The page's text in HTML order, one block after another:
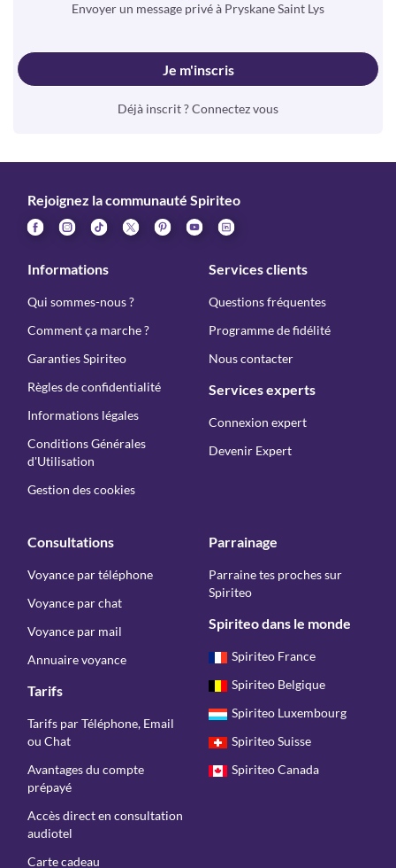
Envoyer un message privé à Pryskane Saint Lys
Je m'inscris
Déjà inscrit ? Connectez vous
Rejoignez la communauté Spiriteo
Informations
Qui sommes-nous ?
Comment ça marche ?
Garanties Spiriteo
Règles de confidentialité
Informations légales
Conditions Générales
d'Utilisation
Gestion des cookies
Services clients
Questions fréquentes
Programme de fidélité
Nous contacter
Services experts
Connexion expert
Devenir Expert
Consultations
Voyance par téléphone
Voyance par chat
Voyance par mail
Annuaire voyance
Tarifs
Tarifs par Téléphone, Email
ou Chat
Avantages du compte
prépayé
Accès direct en consultation
audiotel
Carte cadeau
Parrainage
Parraine tes proches sur
Spiriteo
Spiriteo dans le monde
Spiriteo France
Spiriteo Belgique
Spiriteo Luxembourg
Spiriteo Suisse
Spiriteo Canada